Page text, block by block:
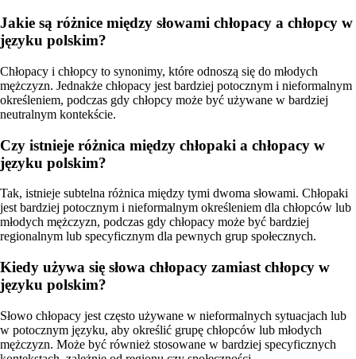
Jakie są różnice między słowami chłopacy a chłopcy w
języku polskim?
Chłopacy i chłopcy to synonimy, które odnoszą się do młodych
mężczyzn. Jednakże chłopacy jest bardziej potocznym i nieformalnym
określeniem, podczas gdy chłopcy może być używane w bardziej
neutralnym kontekście.
Czy istnieje różnica między chłopaki a chłopacy w
języku polskim?
Tak, istnieje subtelna różnica między tymi dwoma słowami. Chłopaki
jest bardziej potocznym i nieformalnym określeniem dla chłopców lub
młodych mężczyzn, podczas gdy chłopacy może być bardziej
regionalnym lub specyficznym dla pewnych grup społecznych.
Kiedy używa się słowa chłopacy zamiast chłopcy w
języku polskim?
Słowo chłopacy jest często używane w nieformalnych sytuacjach lub
w potocznym języku, aby określić grupę chłopców lub młodych
mężczyzn. Może być również stosowane w bardziej specyficznych